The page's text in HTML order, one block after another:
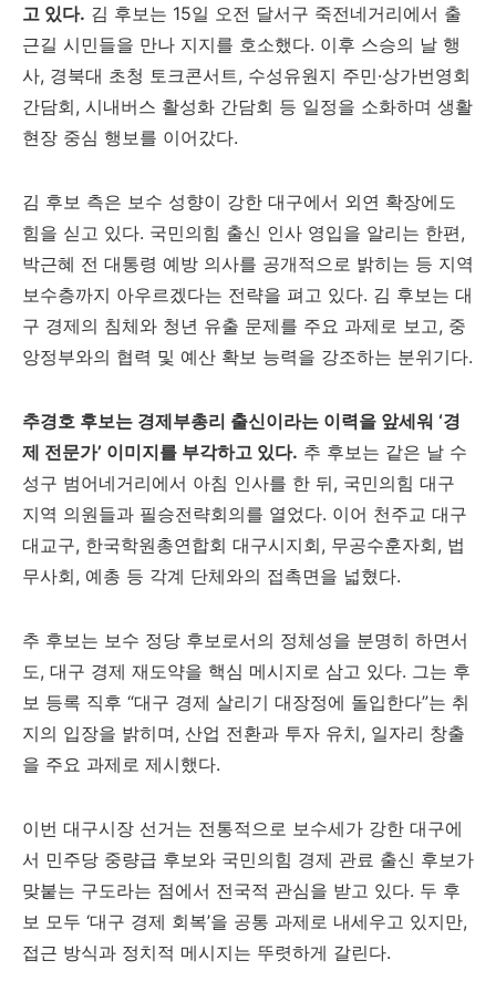
고 있다. 김 후보는 15일 오전 달서구 죽전네거리에서 출
근길 시민들을 만나 지지를 호소했다. 이후 스승의 날 행
사, 경북대 초청 토크콘서트, 수성유원지 주민·상가번영회
간담회, 시내버스 활성화 간담회 등 일정을 소화하며 생활
현장 중심 행보를 이어갔다.
김 후보 측은 보수 성향이 강한 대구에서 외연 확장에도
힘을 싣고 있다. 국민의힘 출신 인사 영입을 알리는 한편,
박근혜 전 대통령 예방 의사를 공개적으로 밝히는 등 지역
보수층까지 아우르겠다는 전략을 펴고 있다. 김 후보는 대
구 경제의 침체와 청년 유출 문제를 주요 과제로 보고, 중
앙정부와의 협력 및 예산 확보 능력을 강조하는 분위기다.
추경호 후보는 경제부총리 출신이라는 이력을 앞세워 ‘경
제 전문가’ 이미지를 부각하고 있다. 추 후보는 같은 날 수
성구 범어네거리에서 아침 인사를 한 뒤, 국민의힘 대구
지역 의원들과 필승전략회의를 열었다. 이어 천주교 대구
대교구, 한국학원총연합회 대구시지회, 무공수훈자회, 법
무사회, 예총 등 각계 단체와의 접촉면을 넓혔다.
추 후보는 보수 정당 후보로서의 정체성을 분명히 하면서
도, 대구 경제 재도약을 핵심 메시지로 삼고 있다. 그는 후
보 등록 직후 “대구 경제 살리기 대장정에 돌입한다”는 취
지의 입장을 밝히며, 산업 전환과 투자 유치, 일자리 창출
을 주요 과제로 제시했다.
이번 대구시장 선거는 전통적으로 보수세가 강한 대구에
서 민주당 중량급 후보와 국민의힘 경제 관료 출신 후보가
맞붙는 구도라는 점에서 전국적 관심을 받고 있다. 두 후
보 모두 ‘대구 경제 회복’을 공통 과제로 내세우고 있지만,
접근 방식과 정치적 메시지는 뚜렷하게 갈린다.